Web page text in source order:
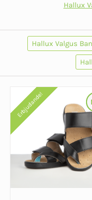
Hallux
Hallux Valgus
Erbjudande!
Erbjudande!